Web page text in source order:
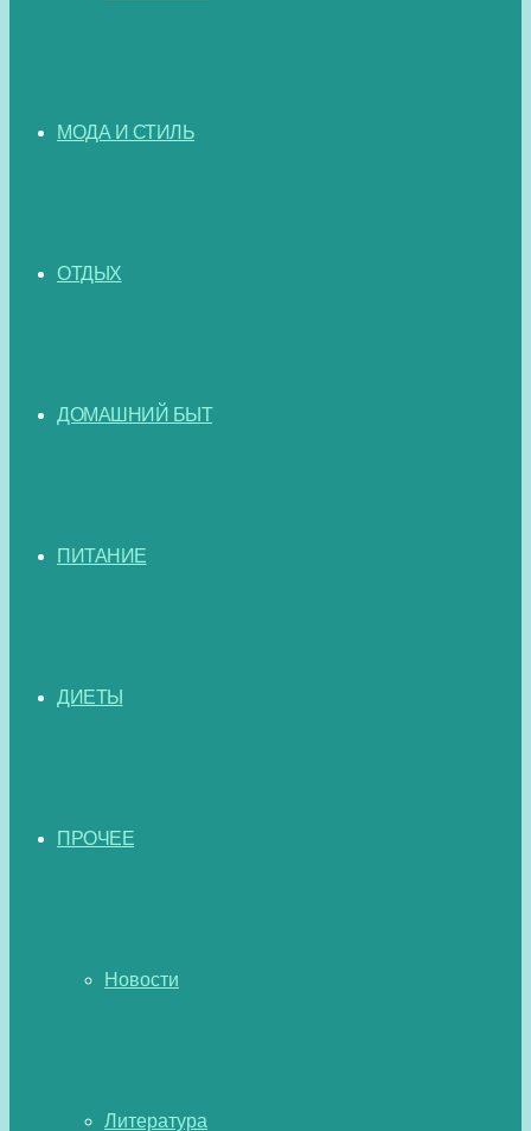
МОДА И СТИЛЬ
ОТДЫХ
ДОМАШНИЙ БЫТ
ПИТАНИЕ
ДИЕТЫ
ПРОЧЕЕ
Новости
Литература